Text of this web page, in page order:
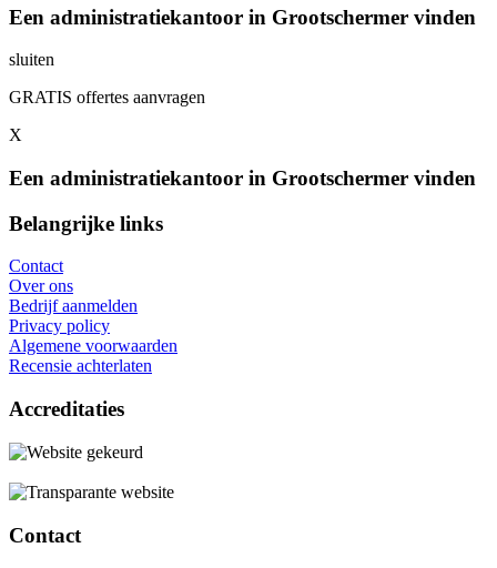
Een administratiekantoor in Grootschermer vinden
sluiten
GRATIS offertes aanvragen
X
Een administratiekantoor in Grootschermer vinden
Belangrijke links
Contact
Over ons
Bedrijf aanmelden
Privacy policy
Algemene voorwaarden
Recensie achterlaten
Accreditaties
Contact